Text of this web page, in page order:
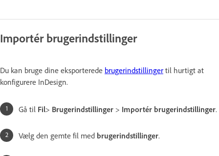
Importér brugerindstillinger
Du kan bruge dine eksporterede brugerindstillinger til hurtigt at
konfigurere InDesign.
Gå til Fil> Brugerindstillinger > Importér brugerindstillinger.
Vælg den gemte fil med brugerindstillinger.